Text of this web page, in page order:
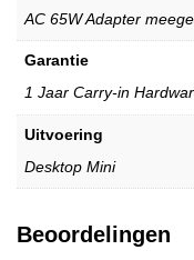
AC 65W Adapter
Garantie
1 Jaar Carry-in
Uitvoering
Desktop Mini
Beoordelingen